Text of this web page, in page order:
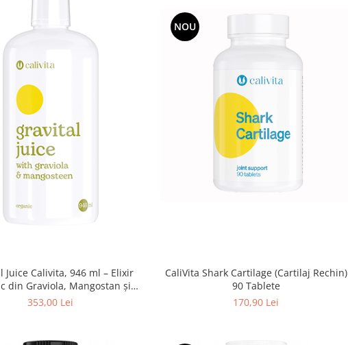
Juice Calivita, 946 ml – Elixir
din Graviola, Mangostan și
pentru Imunitate și
353,00 Lei
NOU
CaliVita Shark Cartilage (Cartilaj Rechin)
90 Tablete
170,90 Lei